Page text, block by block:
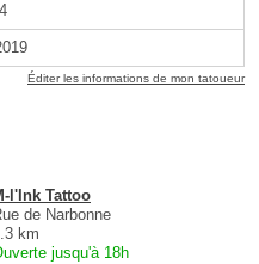
Éditer les informations de mon tatoueur
l'Ink Tattoo
de Narbonne
km
jusqu'à 18h